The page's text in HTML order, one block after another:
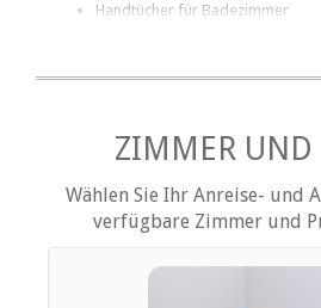
Handtücher für Badezimmer
Internetverbindung (drahtlos)
EINRICHTUNGEN AUF
Klimaanlage
Kinderfreundlich (alle
Portier
Garten(e)
ZIMMER UND
Wählen Sie Ihr Anreise- und
verfügbare Zimmer und